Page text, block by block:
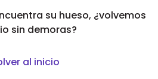
su hueso, ¿volvemos
sin demoras?
al inicio